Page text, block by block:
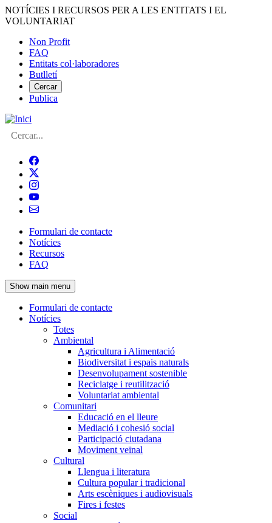
Vés
al
NOTÍCIES I RECURSOS PER A LES ENTITATS I EL
VOLUNTARIAT
Menú
del
compte
d'usuari
Non Profit
FAQ
Entitats col·laboradores
Butlletí
Cercar
Publica
Cerca
Navegació
principal
de
l'encapçalament
Formulari de contacte
Notícies
Recursos
FAQ
Show main menu
Navegació
principal
Formulari de contacte
Notícies
Totes
Ambiental
Agricultura i Alimentació
Biodiversitat i espais naturals
Desenvolupament sostenible
Reciclatge i reutilització
Voluntariat ambiental
Comunitari
Educació en el lleure
Mediació i cohesió social
Participació ciutadana
Moviment veïnal
Cultural
Llengua i literatura
Cultura popular i tradicional
Arts escèniques i audiovisuals
Fires i festes
Social